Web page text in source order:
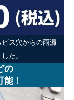
ス穴からの雨漏
た。
の
！